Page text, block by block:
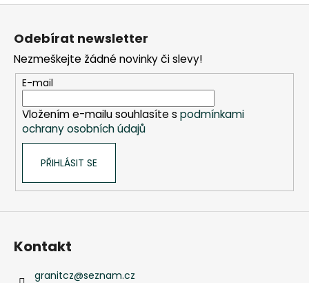
Z
Odebírat newsletter
Nezmeškejte žádné novinky či slevy!
E-mail
Vložením e-mailu souhlasíte s podmínkami
ochrany osobních údajů
PŘIHLÁSIT SE
Kontakt
granitcz@seznam.cz